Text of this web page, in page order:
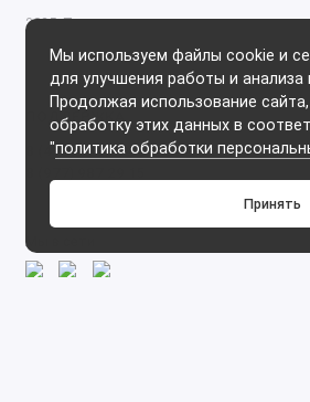
Мы используем файлы cookie и
для улучшения работы и
Продолжая использование
обработку этих данных в
"политика обработки
Принять
2025. При копировании материалов
ПОДДЕРЖКА
8 (499) 714 74 06
С 09.00 до 20.00 Без выходных и перерывов
Мы в сети